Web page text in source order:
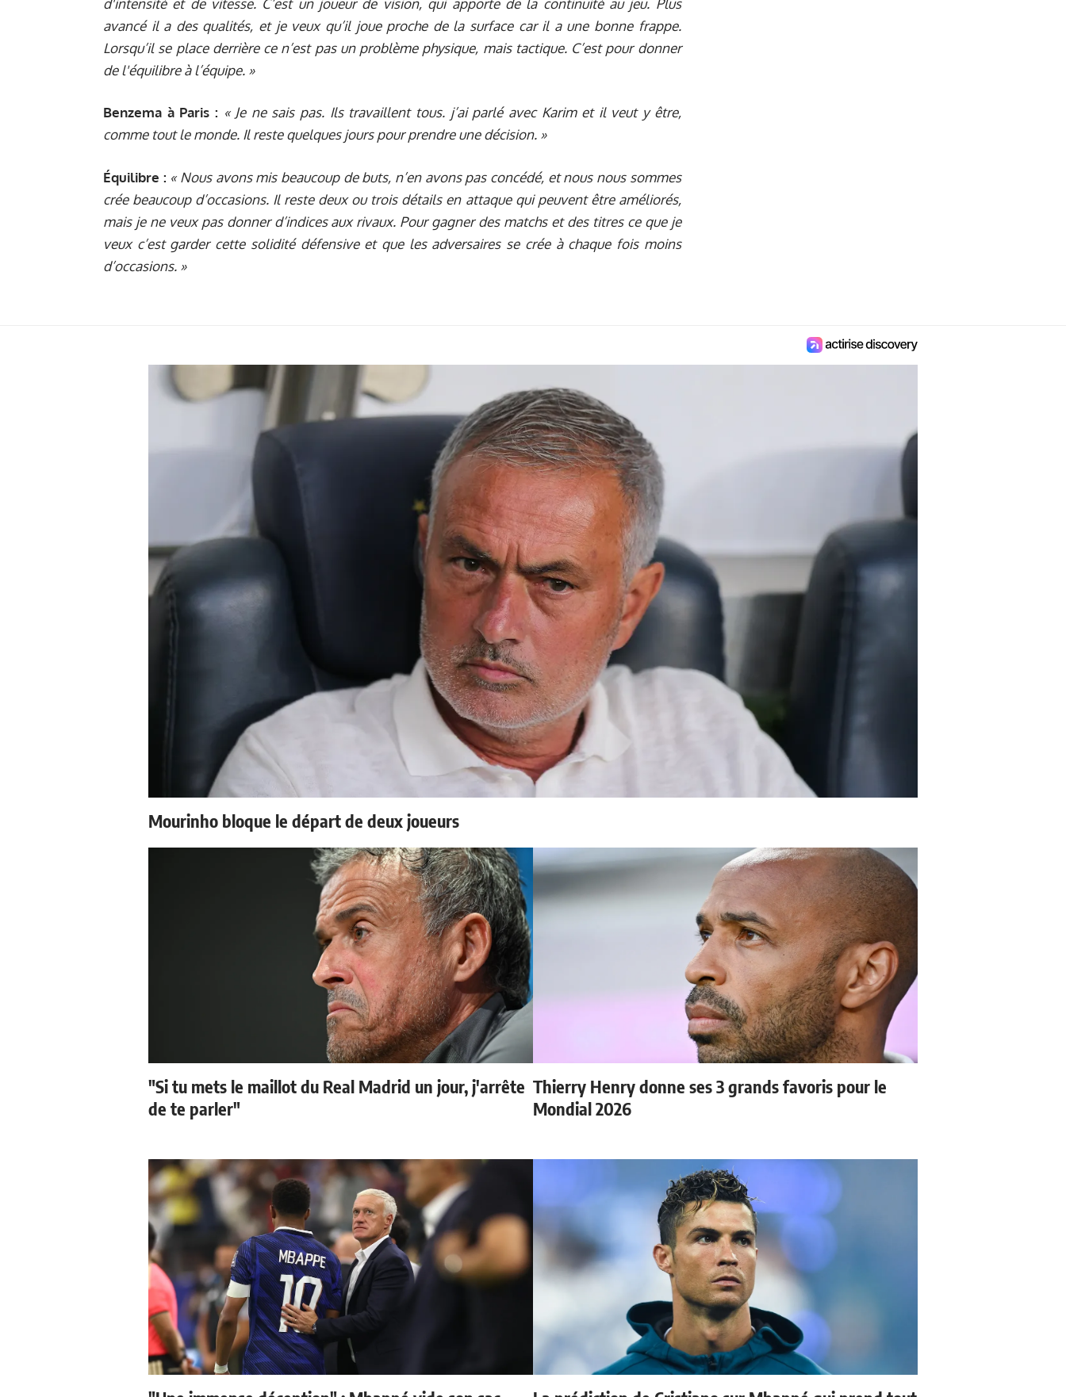
d'intensité et de vitesse. C’est un joueur de vision, qui apporte de la continuité au jeu. Plus
avancé il a des qualités, et je veux qu’il joue proche de la surface car il a une bonne frappe.
Lorsqu’il se place derrière ce n’est pas un problème physique, mais tactique. C’est pour donner
de l'équilibre à l’équipe. »
Benzema à Paris : « Je ne sais pas. Ils travaillent tous. j’ai parlé avec Karim et il veut y être,
comme tout le monde. Il reste quelques jours pour prendre une décision. »
Équilibre : « Nous avons mis beaucoup de buts, n’en avons pas concédé, et nous nous sommes
crée beaucoup d’occasions. Il reste deux ou trois détails en attaque qui peuvent être améliorés,
mais je ne veux pas donner d’indices aux rivaux. Pour gagner des matchs et des titres ce que je
veux c’est garder cette solidité défensive et que les adversaires se crée à chaque fois moins
d’occasions. »
Mourinho bloque le départ de deux joueurs
"Si tu mets le maillot du Real Madrid un jour, j'arrête
de te parler"
Thierry Henry donne ses 3 grands favoris pour le
Mondial 2026